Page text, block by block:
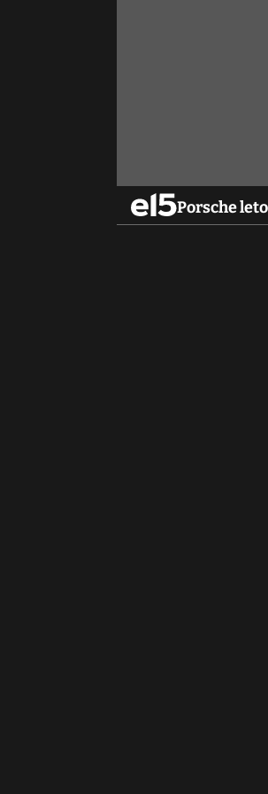
Porsche